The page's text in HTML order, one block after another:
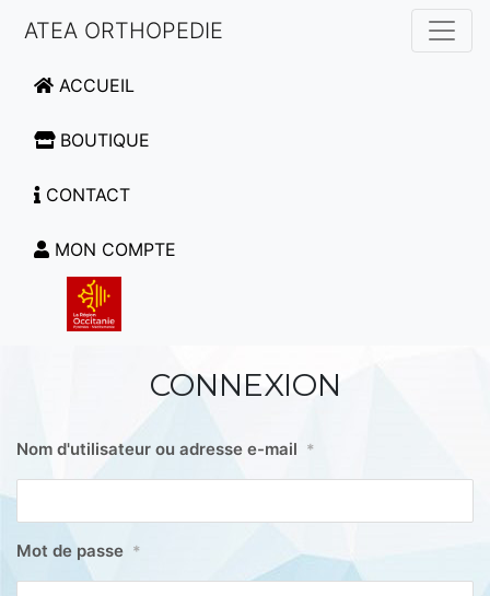
ATEA ORTHOPEDIE
ACCUEIL
BOUTIQUE
CONTACT
MON COMPTE
CONNEXION
Nom d'utilisateur ou adresse e-mail *
Mot de passe *